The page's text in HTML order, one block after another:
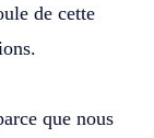
de cette
que nous